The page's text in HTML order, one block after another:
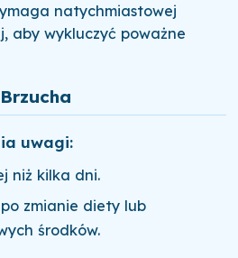
natychmiastowej
aby wykluczyć poważne
uwagi:
niż kilka dni.
zmianie diety lub
środków.